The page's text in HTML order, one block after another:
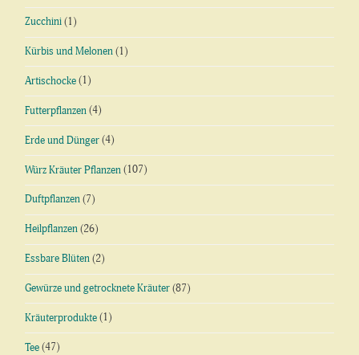
Zucchini (1)
Kürbis und Melonen (1)
Artischocke (1)
Futterpflanzen (4)
Erde und Dünger (4)
Würz Kräuter Pflanzen (107)
Duftpflanzen (7)
Heilpflanzen (26)
Essbare Blüten (2)
Gewürze und getrocknete Kräuter (87)
Kräuterprodukte (1)
Tee (47)